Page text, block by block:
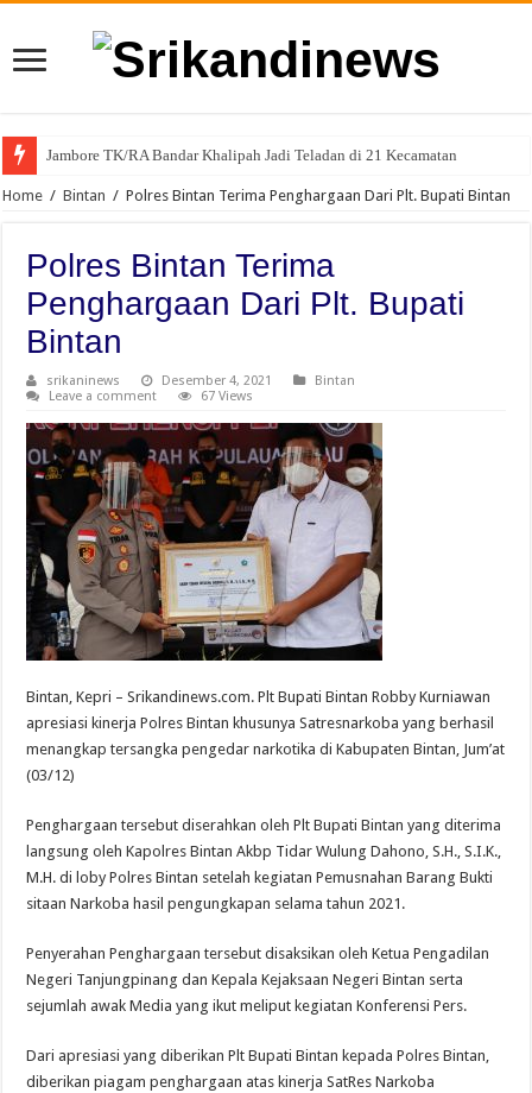
Jambore TK/RA Bandar Khalipah Jadi Teladan di 21 Kecamatan
Home / Bintan / Polres Bintan Terima Penghargaan Dari Plt. Bupati Bintan
Polres Bintan Terima
Penghargaan Dari Plt. Bupati
Bintan
srikaninews Desember 4, 2021
Bintan
Leave a comment
67 Views
Bintan, Kepri – Srikandinews.com. Plt Bupati Bintan Robby Kurniawan
apresiasi kinerja Polres Bintan khusunya Satresnarkoba yang berhasil
menangkap tersangka pengedar narkotika di Kabupaten Bintan, Jum’at
(03/12)
Penghargaan tersebut diserahkan oleh Plt Bupati Bintan yang diterima
langsung oleh Kapolres Bintan Akbp Tidar Wulung Dahono, S.H., S.I.K.,
M.H. di loby Polres Bintan setelah kegiatan Pemusnahan Barang Bukti
sitaan Narkoba hasil pengungkapan selama tahun 2021.
Penyerahan Penghargaan tersebut disaksikan oleh Ketua Pengadilan
Negeri Tanjungpinang dan Kepala Kejaksaan Negeri Bintan serta
sejumlah awak Media yang ikut meliput kegiatan Konferensi Pers.
Dari apresiasi yang diberikan Plt Bupati Bintan kepada Polres Bintan,
diberikan piagam penghargaan atas kinerja SatRes Narkoba